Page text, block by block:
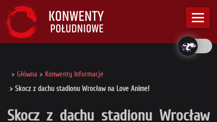
Główna
Konwenty Informacje
Skocz z dachu stadionu Wrocław na Love Anime!
Skocz z dachu stadionu Wrocław